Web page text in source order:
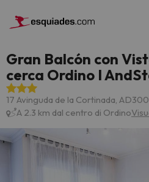
Gran Balcón con
cerca Ordino I
17 Avinguda de la Cortinada,
A 2.3 km dal centro di Ordino